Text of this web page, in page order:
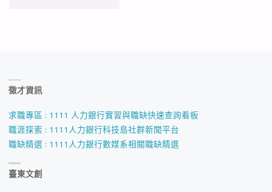
級
專
徵才資訊
求職專區 : 1111 人力銀行實習與職缺快速查詢看板
職涯探索 : 1111人力銀行科技島社群新聞平台
職缺精選 : 1111人力銀行數媒系相關職缺精選
臺東文創